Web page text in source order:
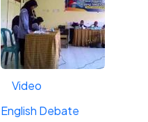
Video
English Debate